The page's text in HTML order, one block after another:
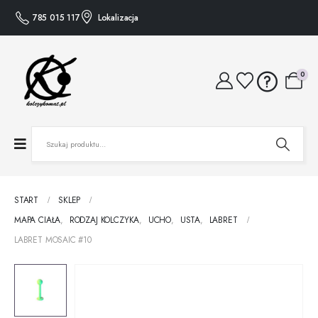
785 015 117 Lokalizacja
0
START
SKLEP
MAPA CIAŁA, RODZAJ KOLCZYKA, UCHO, USTA,
LABRET
LABRET MOSAIC #10